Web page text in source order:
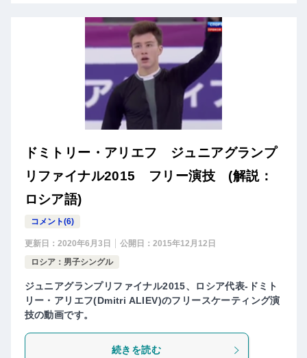
ドミトリー・アリエフ ジュニアグランプ
リファイナル2015 フリー演技 (解説：
ロシア語)
コメント(6)
更新日： 2020年6月3日 公開日： 2015年12月12日
ロシア：男子シングル
ジュニアグランプリファイナル2015、ロシア代表-ドミト
リー・アリエフ(Dmitri ALIEV)のフリースケーティング演
技の動画です。
続きを読む